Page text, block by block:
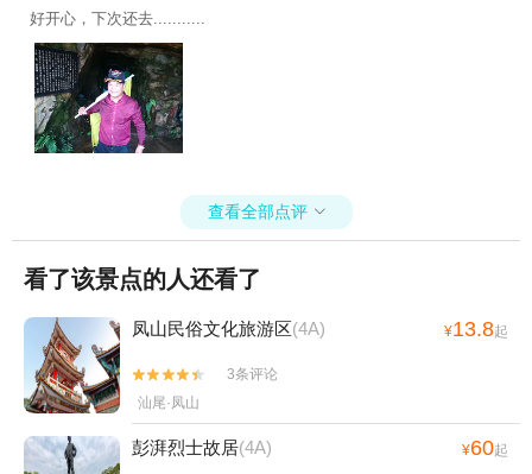
好开心，下次还去...........
查看全部点评 
看了该景点的人还看了
凤山民俗文化旅游区(4A) ¥13.8起


3条评论
汕尾·凤山
彭湃烈士故居(4A) ¥60起